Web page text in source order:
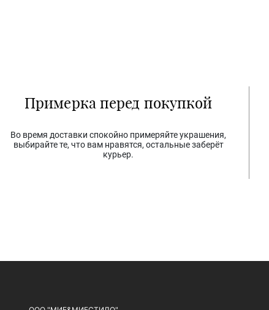
Примерка перед покупкой
Во время доставки спокойно примеряйте украшения,
выбирайте те, что вам нравятся, остальные заберёт
курьер.